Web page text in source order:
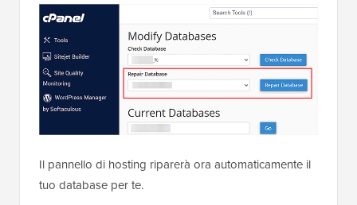
Il pannello di hosting riparerà ora automaticamente il
tuo database per te.